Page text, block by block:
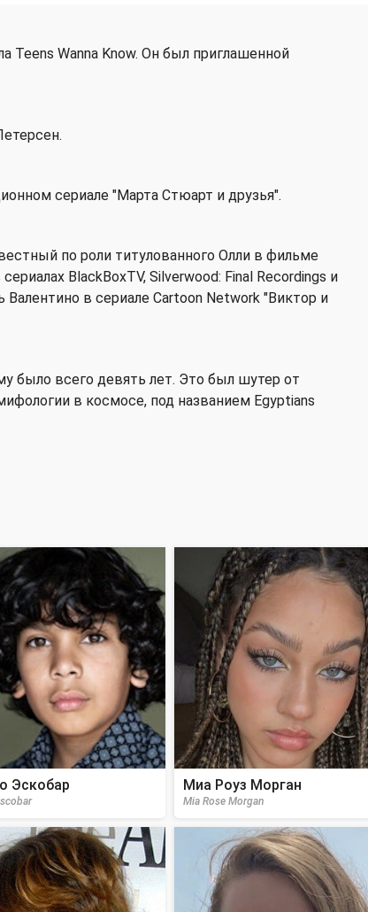
Teens Wanna Know. Он был приглашенной
сериале "Марта Стюарт и друзья".
по роли титулованного Олли в фильме
BlackBoxTV, Silverwood: Final Recordings и
Валентино в сериале Cartoon Network "Виктор и
было всего девять лет. Это был шутер от
в космосе, под названием Egyptians
Эскобар Миа Роуз Морган
Mia Rose Morgan